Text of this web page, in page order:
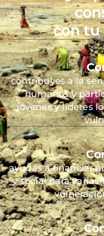
con tu
contribuyes a la
humanos y
jóvenes y líderes
ayudas a financiar
y social para